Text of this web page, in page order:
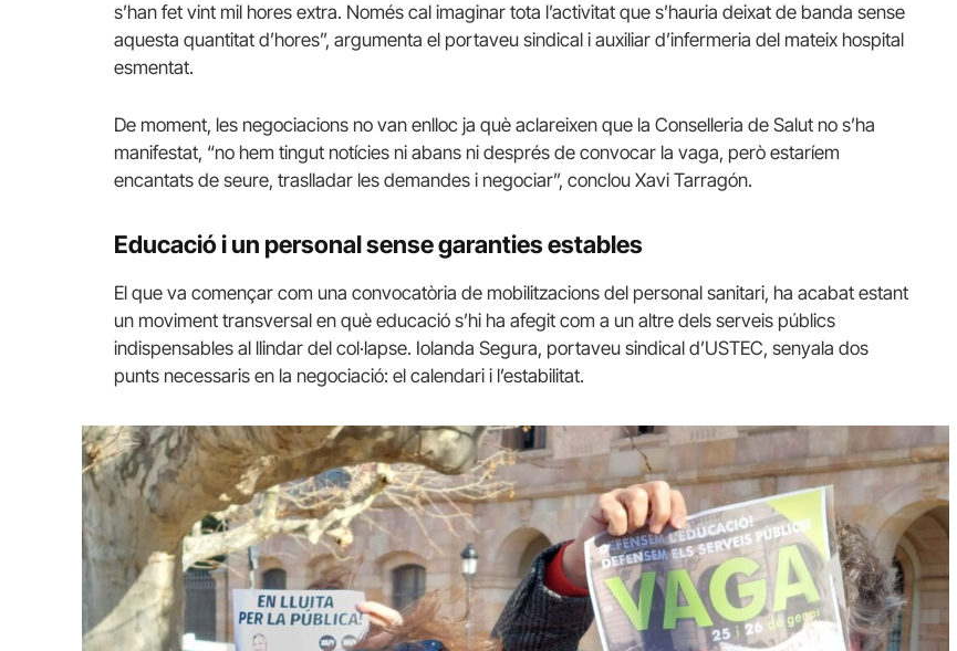
s’han fet vint mil hores extra. Només cal imaginar tota l’activitat que s’hauria deixat de banda sense
aquesta quantitat d’hores”, argumenta el portaveu sindical i auxiliar d’infermeria del mateix hospital
esmentat.
De moment, les negociacions no van enlloc ja què aclareixen que la Conselleria de Salut no s’ha
manifestat, “no hem tingut notícies ni abans ni després de convocar la vaga, però estaríem
encantats de seure, traslladar les demandes i negociar”, conclou Xavi Tarragón.
Educació i un personal sense garanties estables
El que va començar com una convocatòria de mobilitzacions del personal sanitari, ha acabat estant
un moviment transversal en què educació s’hi ha afegit com a un altre dels serveis públics
indispensables al llindar del col·lapse. Iolanda Segura, portaveu sindical d’USTEC, senyala dos
punts necessaris en la negociació: el calendari i l’estabilitat.